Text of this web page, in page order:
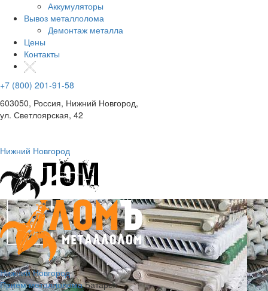
Аккумуляторы
Вывоз металлолома
Демонтаж металла
Цены
Контакты
+7 (800) 201-91-58
603050, Россия, Нижний Новгород,
ул. Светлоярская, 42
Нижний Новгород
Нижний Новгород
Прием металлолома Батарея